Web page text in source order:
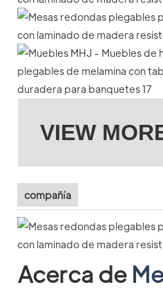
VIEW
compañía
Acerca de